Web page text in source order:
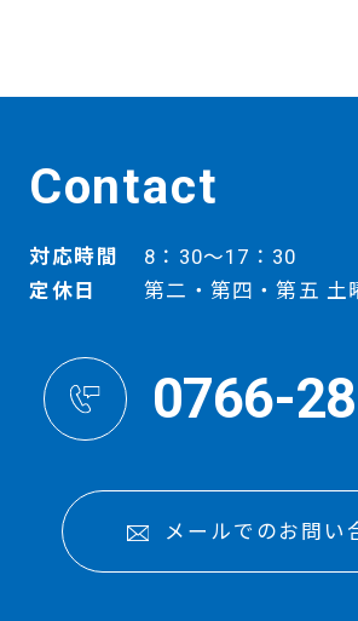
Contact
対応時間
8：30～17：30
定休日
第二・第四・第五 土
0766-
メールでのお問い